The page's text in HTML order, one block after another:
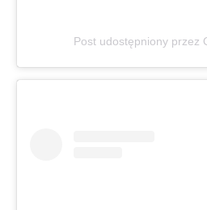
Post udostępniony przez